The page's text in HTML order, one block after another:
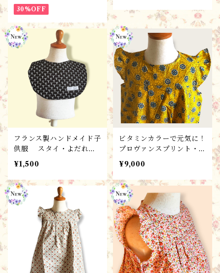
ズ完成品・１点限り/ギフ
30%OFF
祝い
フランス製ハンドメイド子
供服 スタイ・よだれか
け T23-A /ベビー・キッ
ズ ギフト・出産祝い/ate
lier tomoccuより
¥1,500
ビタミンカラーで元気に！
プロヴァンスプリント・フ
ランス製100サイズ・ハン
ドメイド こども服 / ワ
ンピース・ローブシトロ
ン/春夏コレクション♬ギ
フトにもおすすめ♥
¥9,000